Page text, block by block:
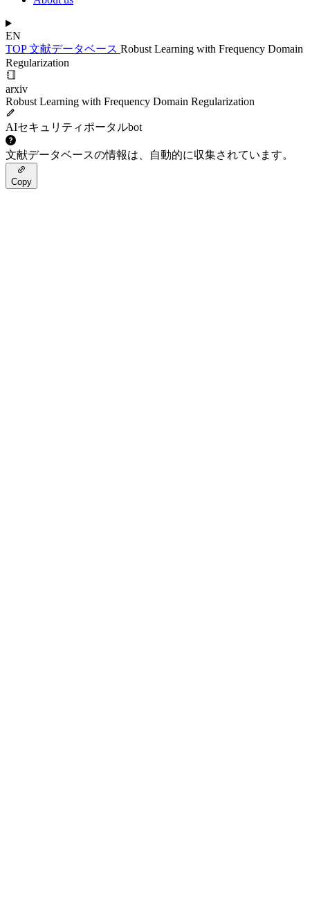
EN
TOP文献データベース Robust Learning with Frequency Domain
Regularization
arxiv
Robust Learning with Frequency Domain Regularization
AIセキュリティポータルbot
文献データベースの情報は、自動的に収集されています。
Copy